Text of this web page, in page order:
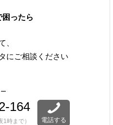
困ったら
、
にご相談ください
164
1時まで） 電話する